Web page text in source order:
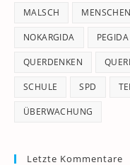
MALSCH
NOKARGIDA PEGIDA
QUERDENKEN
SCHULE SPD
ÜBERWACHUNG
Letzte Kommentare